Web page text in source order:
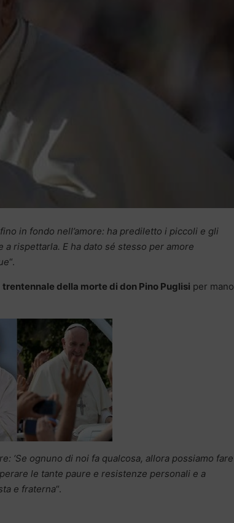
in fondo nell’amore: ha prediletto i piccoli e gli
rispettarla. E ha dato sé stesso per amore
“.
trentennale della morte di don Pino Puglisi per mano
‘Se ognuno di noi fa qualcosa, allora possiamo fare
le tante paure e resistenze personali e a
e fraterna“.